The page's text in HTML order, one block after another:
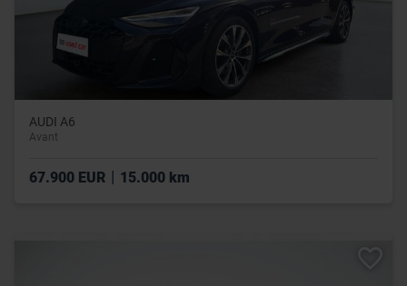
AUDI A6
Avant
67.900 EUR | 15.000 km